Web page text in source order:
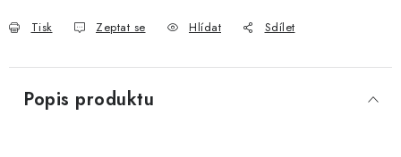
Tisk Zeptat se Hlídat Sdílet
Popis produktu